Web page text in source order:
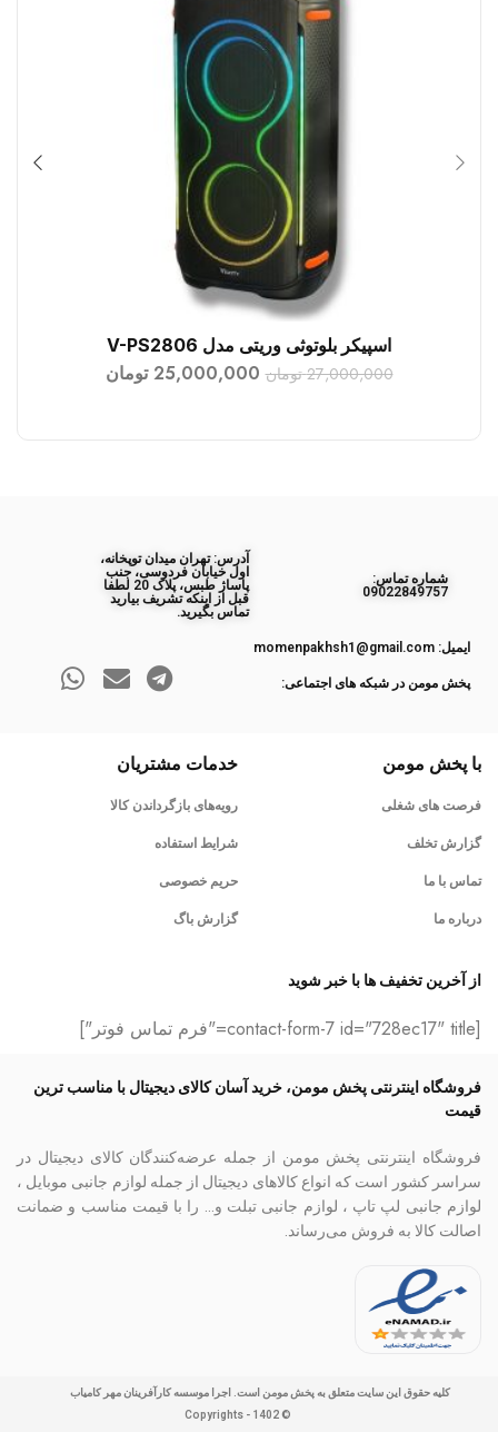
افزودن به سبد خرید
اسپیکر بلوتوثی وریتی مدل V-PS2806
27,000,000 تومان 25,000,000 تومان
ﺷﻤﺎره ﺗﻤﺎس:
09022849757
آدرس: تهران میدان توپخانه،
اول خیابان فردوسی، جنب
پاساژ طبس، پلاک 20 لطفا
قبل از اینکه تشریف بیارید
تماس بگیرید.
ایمیل: momenpakhsh1@gmail.com
پخش مومن در شبکه های اجتماعی:
با پخش مومن
فرصت های شغلی
گزارش تخلف
تماس با ما
درباره ما
خدمات مشتریان
رویه‌های بازگرداندن کالا
شرایط استفاده
حریم خصوصی
گزارش باگ
از آخرین تخفیف ها با خبر شوید
[contact-form-7 id="728ec17" title="فرم تماس فوتر"]
فروشگاه اینترنتی پخش مومن، خرید آسان کالای دیجیتال با مناسب ترین
قیمت
فروشگاه اینترنتی پخش مومن از جمله عرضه‌کنندگان کالای دیجیتال در
سراسر کشور است که انواع کالاهای دیجیتال از جمله لوازم جانبی موبایل ،
لوازم جانبی لپ تاپ ، لوازم جانبی تبلت و… را با قیمت مناسب و ضمانت
اصالت کالا به فروش می‌رساند.
کلیه حقوق این سایت متعلق به پخش مومن است. اجرا موسسه کارآفرینان مهر کامیاب
© Copyrights - 1402